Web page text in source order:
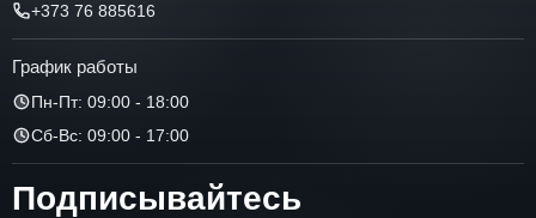
+373 76 885616
График работы
Пн-Пт: 09:00 - 18:00
Сб-Вс: 09:00 - 17:00
Подписывайтесь